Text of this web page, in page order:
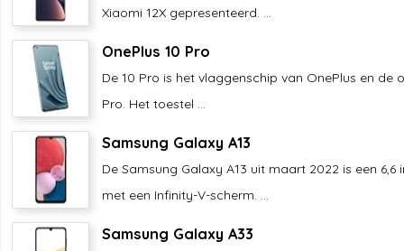
Xiaomi 12X gepresenteerd. ...
OnePlus 10 Pro
De 10 Pro is het vlaggenschip van OnePlus en de
Pro. Het toestel ...
Samsung Galaxy A13
De Samsung Galaxy A13 uit maart 2022 is een
met een Infinity-V-scherm. ...
Samsung Galaxy A33